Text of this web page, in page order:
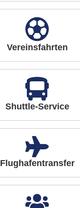
Vereinsfahrten
Shuttle-Service
Flughafentransfer